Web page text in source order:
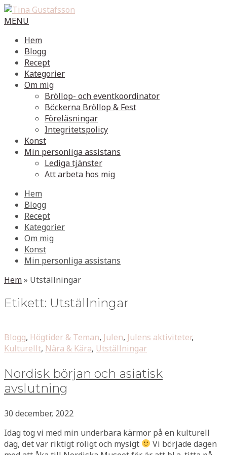
MENU
Hem
Blogg
Recept
Kategorier
Om mig
Bröllop- och eventkoordinator
Böckerna Bröllop & Fest
Föreläsningar
Integritetspolicy
Konst
Min personliga assistans
Lediga tjänster
Att arbeta hos mig
Hem
Blogg
Recept
Kategorier
Om mig
Konst
Min personliga assistans
Hem» Utställningar
Etikett: Utställningar
Blogg, Högtider & Teman, Julen, Julens aktiviteter,
Kulturellt, Nära & Kära, Utställningar
Nordisk början och asiatisk
avslutning
30 december, 2022
Idag tog vi med min underbara kärmor på en kulturell
dag, det var riktigt roligt och mysigt
Vi började dagen